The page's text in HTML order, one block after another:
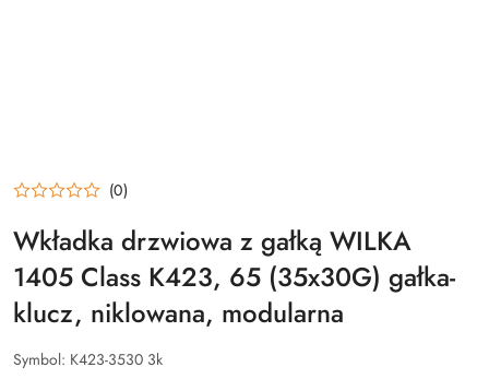
(0)
Wkładka drzwiowa z gałką WILKA
1405 Class K423, 65 (35x30G) gałka-
klucz, niklowana, modularna
Symbol: K423-3530 3k